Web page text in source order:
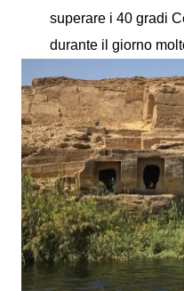
superare i 40 gradi
durante il giorno